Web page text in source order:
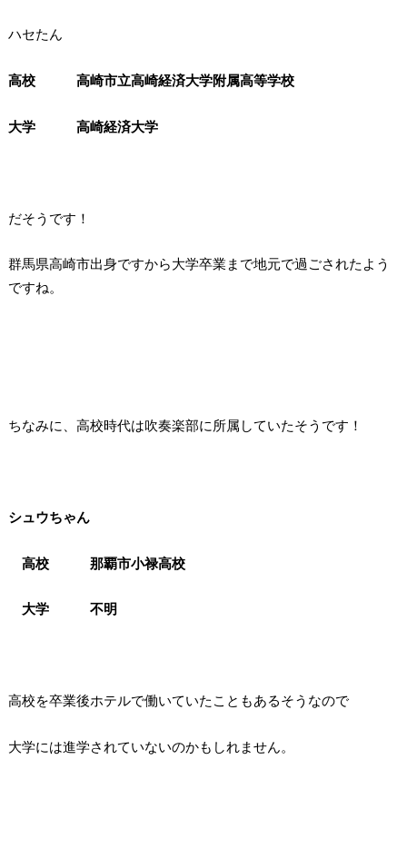
ハセたん
高校 高崎市立高崎経済大学附属高等学校
大学 高崎経済大学
だそうです！
群馬県高崎市出身ですから大学卒業まで地元で過ごされたよう
ですね。
ちなみに、高校時代は吹奏楽部に所属していたそうです！
シュウちゃん
高校 那覇市小禄高校
大学 不明
高校を卒業後ホテルで働いていたこともあるそうなので
大学には進学されていないのかもしれません。